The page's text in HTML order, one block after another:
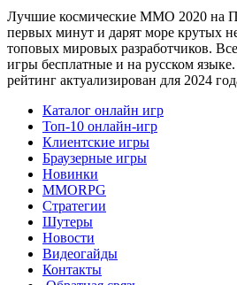
Лучшие космические MMO 2020 на
первых минут и дарят море крутых
топовых мировых разработчиков.
игры бесплатные и на русском
рейтинг актуализирован для 2024
Каталог онлайн игр
Топ-10 онлайн-игр
Клиентские игры
Браузерные игры
Новинки
MMORPG
Стратегии
Шутеры
Новости
Видеогайды
Контакты